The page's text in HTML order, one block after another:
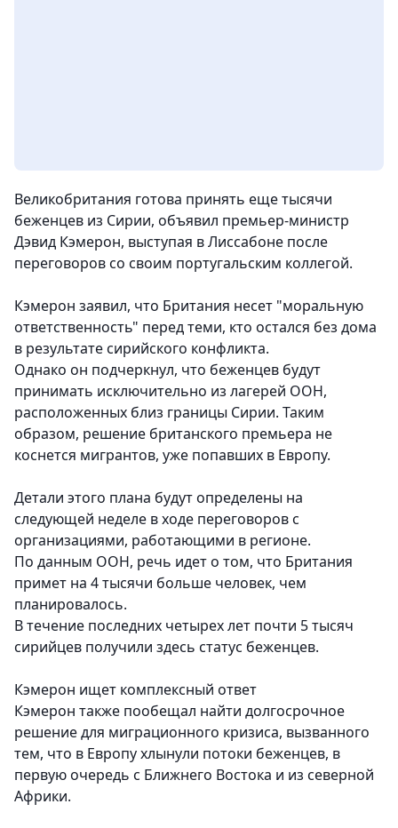
Великобритания готова принять еще тысячи
беженцев из Сирии, объявил премьер-министр
Дэвид Кэмерон, выступая в Лиссабоне после
переговоров со своим португальским коллегой.
Кэмерон заявил, что Британия несет "моральную
ответственность" перед теми, кто остался без дома
в результате сирийского конфликта.
Однако он подчеркнул, что беженцев будут
принимать исключительно из лагерей ООН,
расположенных близ границы Сирии. Таким
образом, решение британского премьера не
коснется мигрантов, уже попавших в Европу.
Детали этого плана будут определены на
следующей неделе в ходе переговоров с
организациями, работающими в регионе.
По данным ООН, речь идет о том, что Британия
примет на 4 тысячи больше человек, чем
планировалось.
В течение последних четырех лет почти 5 тысяч
сирийцев получили здесь статус беженцев.
Кэмерон ищет комплексный ответ
Кэмерон также пообещал найти долгосрочное
решение для миграционного кризиса, вызванного
тем, что в Европу хлынули потоки беженцев, в
первую очередь с Ближнего Востока и из северной
Африки.